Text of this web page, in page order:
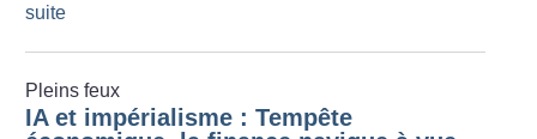
suite
Pleins feux
IA et impérialisme : Tempête